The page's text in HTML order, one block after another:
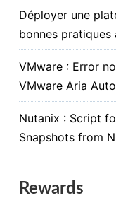
Déployer une
bonnes
VMware : Error
VMware Aria
Nutanix : Script
Snapshots from
Rewards